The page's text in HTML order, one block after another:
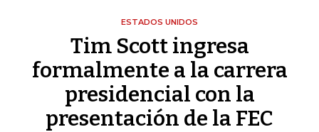
ESTADOS UNIDOS
Tim Scott ingresa
formalmente a la carrera
presidencial con la
presentación de la FEC